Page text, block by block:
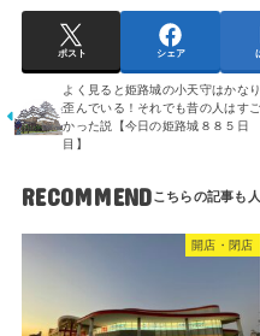
ポスト シェア
よく見ると姫路城の小天守はかなり
歪んでいる！それでも昔の人はすご
かった説【今日の姫路城８８５日
目】
RECOMMEND
開店・閉店